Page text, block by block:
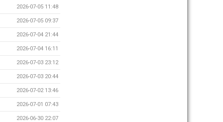
2026-07-05 11:48
2026-07-05 09:37
2026-07-04 21:44
2026-07-04 16:11
2026-07-03 23:12
2026-07-03 20:44
2026-07-02 13:46
2026-07-01 07:43
2026-06-30 22:07